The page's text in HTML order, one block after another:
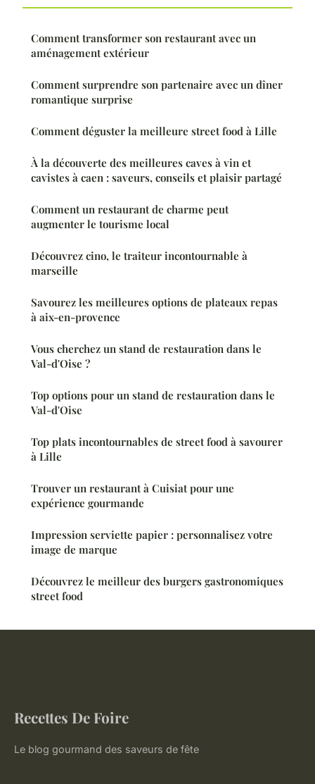
Comment transformer son restaurant avec un
aménagement extérieur
Comment surprendre son partenaire avec un dîner
romantique surprise
Comment déguster la meilleure street food à Lille
À la découverte des meilleures caves à vin et
cavistes à caen : saveurs, conseils et plaisir partagé
Comment un restaurant de charme peut
augmenter le tourisme local
Découvrez cino, le traiteur incontournable à
marseille
Savourez les meilleures options de plateaux repas
à aix-en-provence
Vous cherchez un stand de restauration dans le
Val-d'Oise ?
Top options pour un stand de restauration dans le
Val-d'Oise
Top plats incontournables de street food à savourer
à Lille
Trouver un restaurant à Cuisiat pour une
expérience gourmande
Impression serviette papier : personnalisez votre
image de marque
Découvrez le meilleur des burgers gastronomiques
street food
Recettes De Foire
Le blog gourmand des saveurs de fête